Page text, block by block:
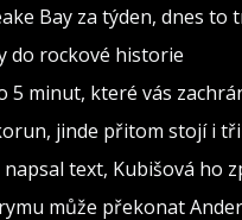
Bay za týden, dnes to
do rockové historie
5 minut, které vás
jinde přitom stojí i
text, Kubišová ho
může překonat